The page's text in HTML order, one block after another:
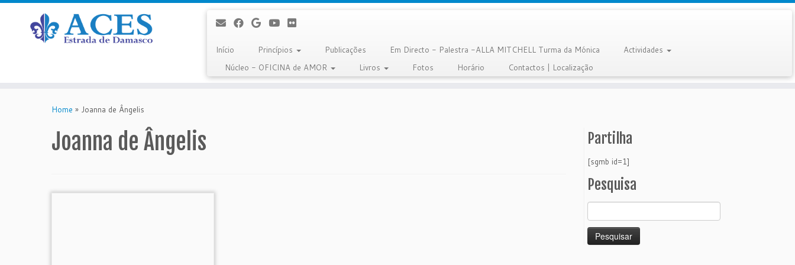
Início Princípios Publicações Em Directo - Palestra -ALLA MITCHELL Turma da Mónica
Actividades
Núcleo - OFICINA de AMOR
Livros Fotos Horário Contactos | Localização
Home » Joanna de Ângelis
Joanna de Ângelis Partilha
[sgmb id=1]
Pesquisa
por: